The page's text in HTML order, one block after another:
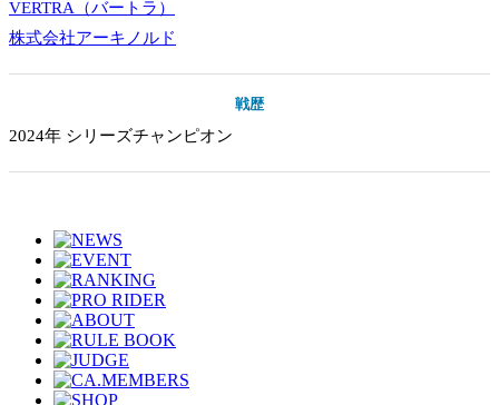
VERTRA（バートラ）
株式会社アーキノルド
戦歴
2024年 シリーズチャンピオン